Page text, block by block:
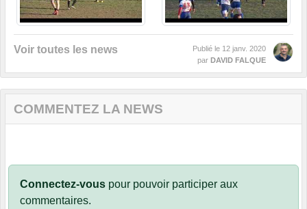
Voir toutes les news Publié le 12 janv. 2020
par DAVID FALQUE
COMMENTEZ LA NEWS
Connectez-vous pour pouvoir participer aux
commentaires.